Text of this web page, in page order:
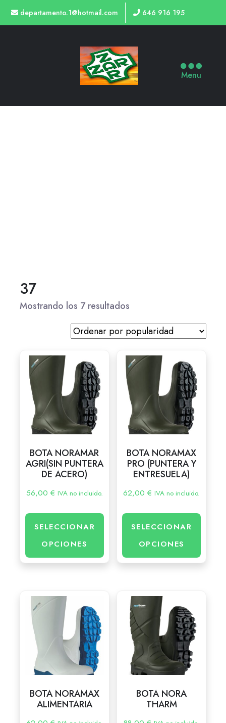
departamento.1@hotmail.com 646 916 195
Menu
37
Mostrando los 7 resultados
BOTA NORAMAR
AGRI(SIN PUNTERA
DE ACERO)
56,00 € IVA no incluido.
SELECCIONAR
OPCIONES
BOTA NORAMAX
PRO (PUNTERA Y
ENTRESUELA)
62,00€ IVA no incluido.
SELECCIONAR
OPCIONES
BOTA NORAMAX
ALIMENTARIA
BOTA NORA
THARM